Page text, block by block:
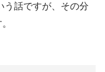
う話ですが、その分